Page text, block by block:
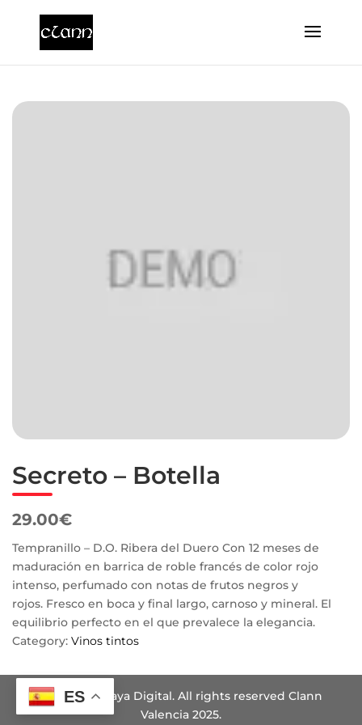
Secreto – Botella
29.00€
Tempranillo – D.O. Ribera del Duero Con 12 meses de
maduración en barrica de roble francés de color rojo
intenso, perfumado con notas de frutos negros y
rojos. Fresco en boca y final largo, carnoso y mineral. El
equilibrio perfecto en el que prevalece la elegancia.
Category: Vinos tintos
Design by Haya Digital. All rights reserved Clann
Valencia 2025.
ES